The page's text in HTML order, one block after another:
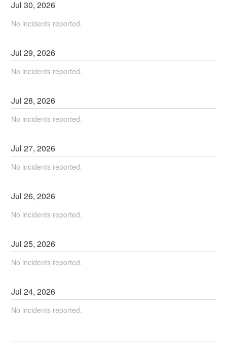
Jul30,2026
No incidents reported.
Jul29,2026
No incidents reported.
Jul28,2026
No incidents reported.
Jul27,2026
No incidents reported.
Jul26,2026
No incidents reported.
Jul25,2026
No incidents reported.
Jul24,2026
No incidents reported.